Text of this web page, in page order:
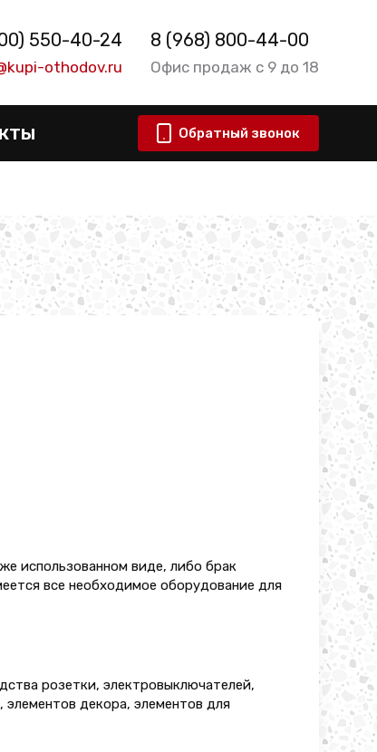
550-40-24
othodov.ru
8 (968) 800-44-00
Офис продаж с 9 до 18
Обратный звонок
использованном виде, либо брак
все необходимое оборудование для
розетки, электровыключателей,
декора, элементов для